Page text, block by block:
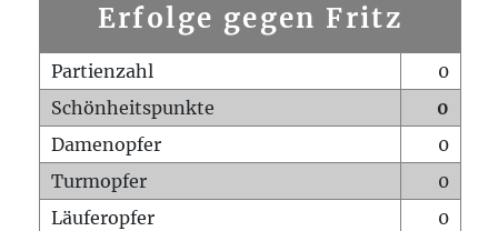
Erfolge gegen Fritz
Partienzahl
0
Schönheitspunkte
0
Damenopfer
0
Turmopfer
0
Läuferopfer
0